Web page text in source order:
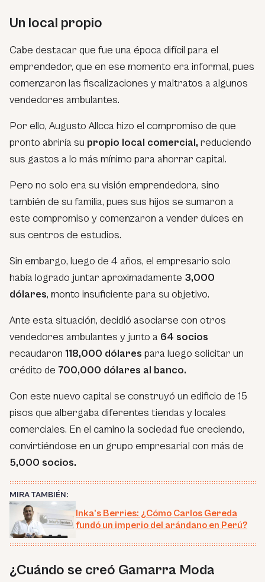
Un local propio
Cabe destacar que fue una época difícil para el
emprendedor, que en ese momento era informal, pues
comenzaron las fiscalizaciones y maltratos a algunos
vendedores ambulantes.
Por ello, Augusto Allcca hizo el compromiso de que
pronto abriría su propio local comercial, reduciendo
sus gastos a lo más mínimo para ahorrar capital.
Pero no solo era su visión emprendedora, sino
también de su familia, pues sus hijos se sumaron a
este compromiso y comenzaron a vender dulces en
sus centros de estudios.
Sin embargo, luego de 4 años, el empresario solo
había logrado juntar aproximadamente 3,000
dólares, monto insuficiente para su objetivo.
Ante esta situación, decidió asociarse con otros
vendedores ambulantes y junto a 64 socios
recaudaron 118,000 dólares para luego solicitar un
crédito de 700,000 dólares al banco.
Con este nuevo capital se construyó un edificio de 15
pisos que albergaba diferentes tiendas y locales
comerciales. En el camino la sociedad fue creciendo,
convirtiéndose en un grupo empresarial con más de
5,000 socios.
MIRA TAMBIÉN:
Inka’s Berries: ¿Cómo Carlos Gereda
fundó un imperio del arándano en Perú?
¿Cuándo se creó Gamarra Moda